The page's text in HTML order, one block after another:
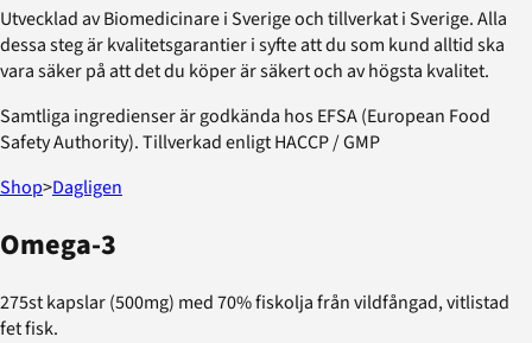
Utvecklad av Biomedicinare i Sverige och tillverkat i Sverige. Alla
dessa steg är kvalitetsgarantier i syfte att du som kund alltid ska
vara säker på att det du köper är säkert och av högsta kvalitet.
Samtliga ingredienser är godkända hos EFSA (European Food
Safety Authority). Tillverkad enligt HACCP / GMP
Shop>Dagligen
Omega-3
275st kapslar (500mg) med 70% fiskolja från vildfångad, vitlistad
fet fisk.